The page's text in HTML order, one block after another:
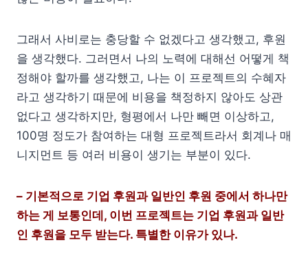
그래서 사비로는 충당할 수 없겠다고 생각했고, 후원
을 생각했다. 그러면서 나의 노력에 대해선 어떻게 책
정해야 할까를 생각했고, 나는 이 프로젝트의 수혜자
라고 생각하기 때문에 비용을 책정하지 않아도 상관
없다고 생각하지만, 형평에서 나만 빼면 이상하고,
100명 정도가 참여하는 대형 프로젝트라서 회계나 매
니지먼트 등 여러 비용이 생기는 부분이 있다.
– 기본적으로 기업 후원과 일반인 후원 중에서 하나만
하는 게 보통인데, 이번 프로젝트는 기업 후원과 일반
인 후원을 모두 받는다. 특별한 이유가 있나.